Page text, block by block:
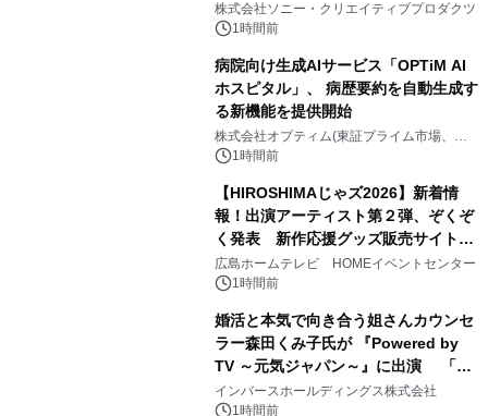
株式会社ソニー・クリエイティブプロダクツ
1時間前
病院向け生成AIサービス「OPTiM AI
ホスピタル」、 病歴要約を自動生成す
る新機能を提供開始
株式会社オプティム(東証プライム市場、コ
ード：3694)
1時間前
【HIROSHIMAじゃズ2026】新着情
報！出演アーティスト第２弾、ぞくぞ
く発表 新作応援グッズ販売サイトも
同時オープンします！
広島ホームテレビ HOMEイベントセンター
1時間前
婚活と本気で向き合う姐さんカウンセ
ラー森田くみ子氏が 『Powered by
TV ～元気ジャパン～』に出演 「元
気が出るPower講座」で婚活の「加点
方式」を紹介
インバースホールディングス株式会社
1時間前